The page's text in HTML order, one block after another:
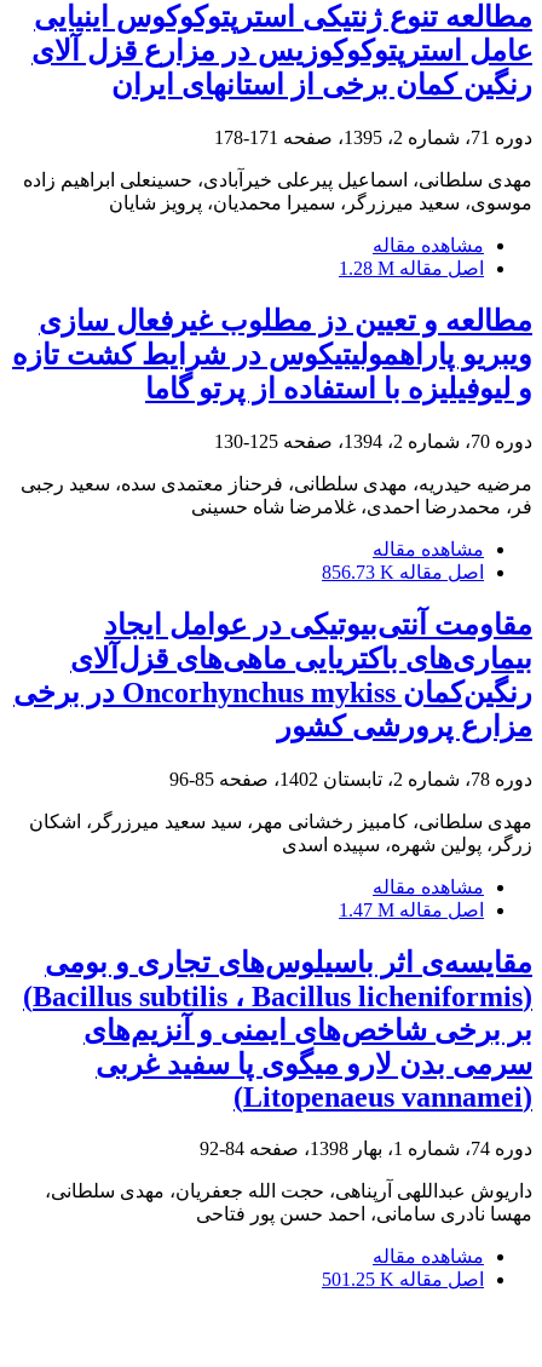
مطالعه تنوع ژنتیکی استرپتوکوکوس اینیایی
عامل استرپتوکوکوزیس در مزارع قزل آلای
رنگین کمان برخی از استانهای ایران
دوره 71، شماره 2، 1395، صفحه 171-178
مهدی سلطانی، اسماعیل پیرعلی خیرآبادی، حسینعلی ابراهیم زاده
موسوی، سعید میرزرگر، سمیرا محمدیان، پرویز شایان
مشاهده مقاله
اصل مقاله 1.28 M
مطالعه و تعیین دز مطلوب غیرفعال سازی
ویبریو پاراهمولیتیکوس در شرایط کشت تازه
و لیوفیلیزه با استفاده از پرتو گاما
دوره 70، شماره 2، 1394، صفحه 125-130
مرضیه حیدریه، مهدی سلطانی، فرحناز معتمدی سده، سعید رجبی
فر، محمدرضا احمدی، غلامرضا شاه حسینی
مشاهده مقاله
اصل مقاله 856.73 K
مقاومت آنتی‌بیوتیکی در عوامل ایجاد
بیماری‌های باکتریایی ماهی‌های قزل‌آلای
رنگین‌کمان Oncorhynchus mykiss در برخی
مزارع پرورشی کشور
دوره 78، شماره 2، تابستان 1402، صفحه 85-96
مهدی سلطانی، کامبیز رخشانی مهر، سید سعید میرزرگر، اشکان
زرگر، پولین شهره، سپیده اسدی
مشاهده مقاله
اصل مقاله 1.47 M
مقایسه‌ی اثر باسیلوس‌های تجاری و بومی
(Bacillus subtilis ، Bacillus licheniformis)
بر برخی شاخص‌های ایمنی و آنزیم‌های
سرمی بدن لارو میگوی پا سفید غربی
(Litopenaeus vannamei)
دوره 74، شماره 1، بهار 1398، صفحه 84-92
داریوش عبداللهی آرپناهی، حجت الله جعفریان، مهدی سلطانی،
مهسا نادری سامانی، احمد حسن پور فتاحی
مشاهده مقاله
اصل مقاله 501.25 K